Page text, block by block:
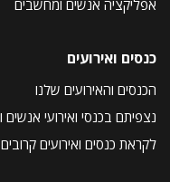
אפליקציה אנשים ומחשבים
כנסים ואירועים
הכנסים והאירועים שלנו
נצפיתם בכנסי ואירועי
לקראת כנסים ואירועים קרובים